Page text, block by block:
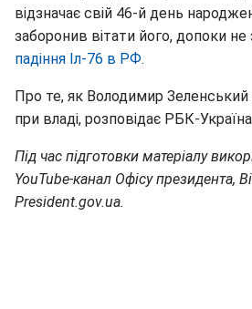
відзначає свій 46-й день
заборонив вітати його, допоки не
падіння Іл-76 в РФ.
Про те, як Володимир Зеленський
при владі, розповідає РБК-
Під час підготовки матеріалу
YouTube-канал Офісу президента,
President.gov.ua.